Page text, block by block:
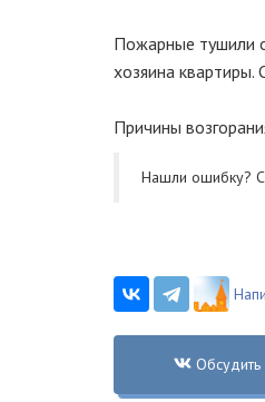
Пожарные тушили
хозяина квартиры.
Причины
Нашли ошибку?
Обсудить